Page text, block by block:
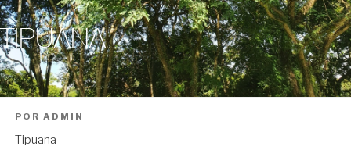
TIPUANA
POR ADMIN
Tipuana